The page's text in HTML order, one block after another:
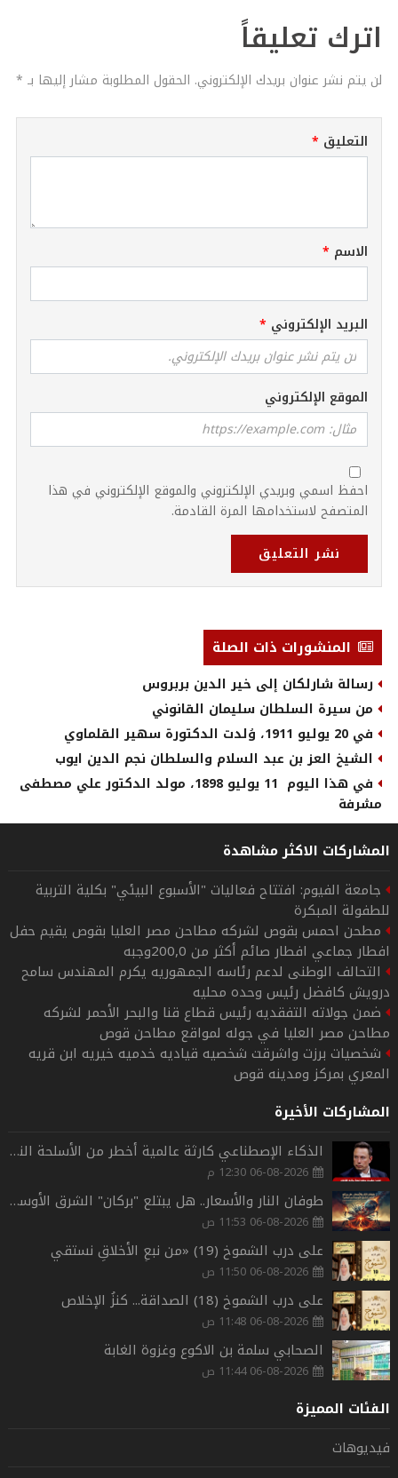
اترك تعليقاً
لن يتم نشر عنوان بريدك الإلكتروني. الحقول المطلوبة مشار إليها بـ *
التعليق
الاسم
البريد الإلكتروني
الموقع الإلكتروني
احفظ اسمي وبريدي الإلكتروني والموقع الإلكتروني في هذا
المتصفح لاستخدامها المرة القادمة.
نشر التعليق
المنشورات ذات الصلة
رسالة شارلكان إلى خير الدين بربروس
من سيرة السلطان سليمان القانوني
في 20 يوليو 1911، وُلدت الدكتورة سهير القلماوي
الشيخ العز بن عبد السلام والسلطان نجم الدين ايوب
في هذا اليوم 11 يوليو 1898، مولد الدكتور علي مصطفى
مشرفة
المشاركات الاكثر مشاهدة
جامعة الفيوم: افتتاح فعاليات "الأسبوع البيئي" بكلية التربية
للطفولة المبكرة
مطحن احمس بقوص لشركه مطاحن مصر العليا بقوص يقيم حفل
افطار جماعي افطار صائم أكثر من 200,0وجبه
التحالف الوطنى لدعم رئاسه الجمهوريه يكرم المهندس سامح
درويش كافضل رئيس وحده محليه
ضمن جولاته التفقديه رئيس قطاع قنا والبحر الأحمر لشركه
مطاحن مصر العليا في جوله لمواقع مطاحن قوص
شخصيات برزت واشرقت شخصيه قياديه خدميه خيريه ابن قريه
المعري بمركز ومدينه قوص
المشاركات الأخيرة
الذكاء الإصطناعي كارثة عالمية أخطر من الأسلحة النووية
06-08-2026 12:30 م
طوفان النار والأسعار.. هل يبتلع "بركان" الشرق الأوسط أمن العالم؟
06-08-2026 11:53 ص
على درب الشموخ (19) «من نبعِ الأخلاقِ نستقي
06-08-2026 11:50 ص
على درب الشموخ (18) الصداقة... كنزُ الإخلاص
06-08-2026 11:48 ص
الصحابي سلمة بن الاكوع وغزوة الغابة
06-08-2026 11:44 ص
الفئات المميزة
فيديوهات